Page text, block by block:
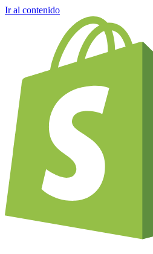
Ir al contenido